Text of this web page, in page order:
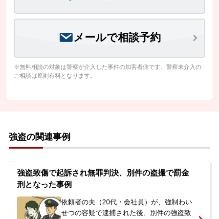
メールで相談予約
※無料相談の対象は警察が介入した事件の加害者側です。警察未介入の
ご相談は原則有料となります。
強盗の関連事例
強盗致傷で起訴され無罪判決、別件の盗撮で罰金
刑となった事例
依頼者の夫（20代・会社員）が、強制わい
せつの容疑で逮捕された後、別件の強盗致